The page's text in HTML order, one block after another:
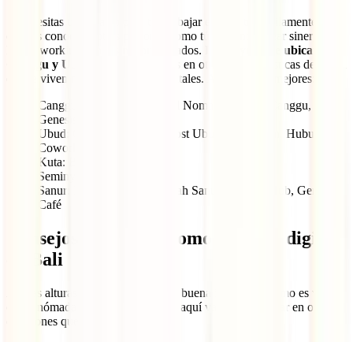
Si necesitas un espacio para teletrabajar en Bali tranquilamente,
quieres conocer a otras personas como tú e intentar crear sinergias,
los co-working son tus mejores aliados.
La mayoría se ubican en
Canggu y Ubud
, pero encontrarás en otras zonas turísticas de la isla
donde viven muchos nómadas digitales. Aquí van los mejores:
Canggu: Dojo Bali, Tropical Nomad, Outpost Canggu,
Genesis Creative Centre
Ubud: Outpost Ubud, Outpost Ubud Penestanan, Hubud
Coworking,
Kuta: Bali Bustle
Seminyak: Biliq
Sanur: Livit Hub Bali, Rumah Sanur Creative Hub, Genius
Café
Consejos para vivir como nómada digital
en Bali
A estas alturas ya te has hecho una buena idea sobre cómo es vivir
como nómada digital en Bali, pero aquí vamos a ahondar en otras
cuestiones que te ayudarán: